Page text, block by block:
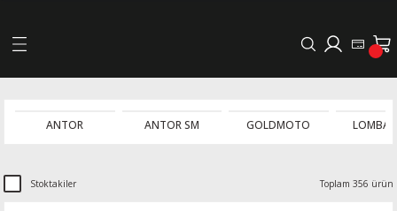
ANTOR ANTOR SM GOLDMOTO
Stoktakiler Toplam 356 ürün